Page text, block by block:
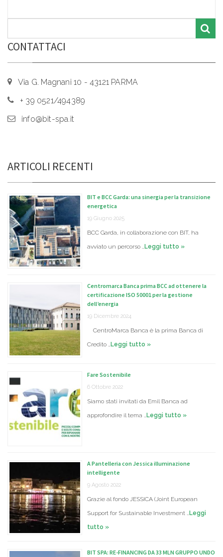
CONTATTACI
Via G. Magnani 10 - 43121 PARMA
+ 39 0521/494389
info@bit-spa.it
ARTICOLI RECENTI
BIT e BCC Garda: una sinergia per la transizione
energetica
19 Giugno 2025
BCC Garda, in collaborazione con BIT, ha
avviato un percorso …Leggi tutto »
Centromarca Banca prima BCC ad ottenere la
certificazione ISO 50001 per la gestione
dell’energia
19 Dicembre 2024
CentroMarca Banca è la prima Banca di
Credito …Leggi tutto »
Fare Sostenibile
6 Ottobre 2022
Siamo stati invitati da Emil Banca ad
approfondire il tema …Leggi tutto »
A Pantelleria con Jessica illuminazione
intelligente
9 Agosto 2022
Grazie al fondo JESSICA (Joint European
Support for Sustainable Investment …Leggi
tutto »
BIT SPA: RE-FINANCING DA 33 MLN GRUPPO UNDO